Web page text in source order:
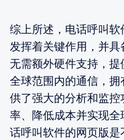
综上所述，电话呼叫
发挥着关键作用，并
无需额外硬件支持，
全球范围内的通信，
供了强大的分析和监
率、降低成本并实现
话呼叫软件的网页版是